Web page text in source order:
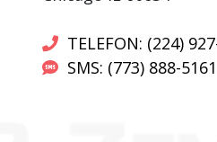
TELEFON: (224)
SMS: (773) 888-5161